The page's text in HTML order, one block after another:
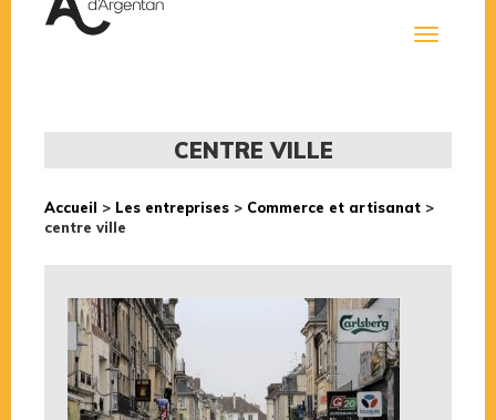
Toggle
CENTRE VILLE
Accueil > Les entreprises > Commerce et artisanat >
centre ville